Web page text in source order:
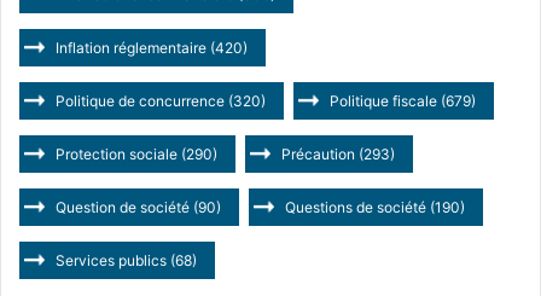
Inflation réglementaire (420)
Politique de concurrence (320) Politique fiscale (679)
Protection sociale (290) Précaution (293)
Question de société (90) Questions de société (190)
Services publics (68)